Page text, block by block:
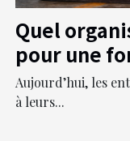
Quel
pour une
dans ses
Aujourd’hui, les
à leurs...